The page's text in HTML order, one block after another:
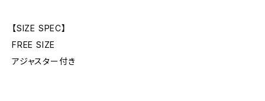
【SIZE SPEC】
FREE SIZE
アジャスター付き